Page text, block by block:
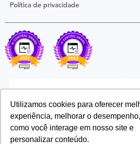
Utilizamos cookies para oferecer
experiência, melhorar o
como você interage em nosso site e
personalizar conteúdo.
Política de privacidade